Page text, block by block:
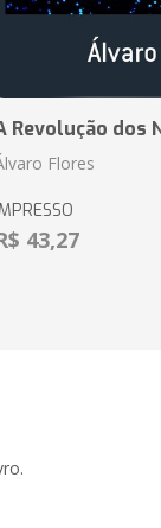
Revolução dos
Flores
43,27